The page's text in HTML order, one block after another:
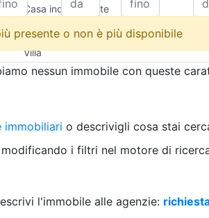
Casa indipendente
Attico/Mansarda
Villa
Villetta a schiera
Multiproprietà
Box/Garage
Attività/Licenza Commerciale
presente o non è più disponibile
nessun immobile con queste
immobiliari o descrivigli cosa stai
i filtri nel motore di
l'immobile alle agenzie: